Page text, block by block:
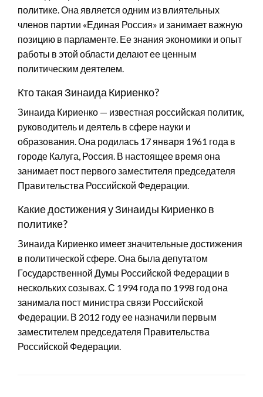
политике. Она является одним из влиятельных
членов партии «Единая Россия» и занимает важную
позицию в парламенте. Ее знания экономики и опыт
работы в этой области делают ее ценным
политическим деятелем.
Кто такая Зинаида Кириенко?
Зинаида Кириенко — известная российская политик,
руководитель и деятель в сфере науки и
образования. Она родилась 17 января 1961 года в
городе Калуга, Россия. В настоящее время она
занимает пост первого заместителя председателя
Правительства Российской Федерации.
Какие достижения у Зинаиды Кириенко в
политике?
Зинаида Кириенко имеет значительные достижения
в политической сфере. Она была депутатом
Государственной Думы Российской Федерации в
нескольких созывах. С 1994 года по 1998 год она
занимала пост министра связи Российской
Федерации. В 2012 году ее назначили первым
заместителем председателя Правительства
Российской Федерации.